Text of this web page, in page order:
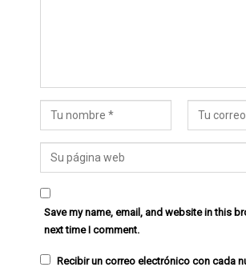
Save my name, email, and website in this
next time I comment.
Recibir un correo electrónico con cada